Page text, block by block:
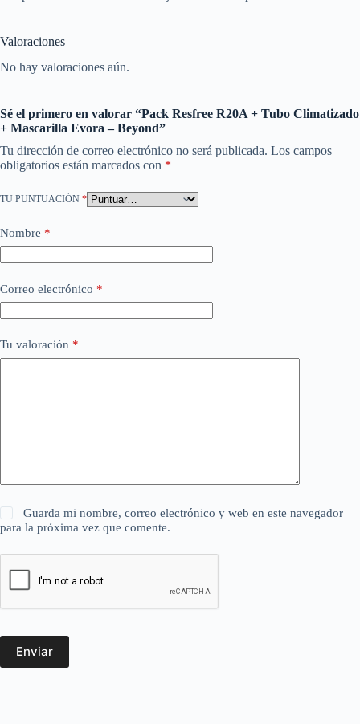
Valoraciones
No hay valoraciones aún.
Sé el primero en valorar “Pack Resfree R20A + Tubo Climatizado
+ Mascarilla Evora – Beyond”
Tu dirección de correo electrónico no será publicada. Los campos
obligatorios están marcados con *
TU PUNTUACIÓN *
Nombre *
Correo electrónico *
Tu valoración *
Guarda mi nombre, correo electrónico y web en este navegador
para la próxima vez que comente.
Enviar